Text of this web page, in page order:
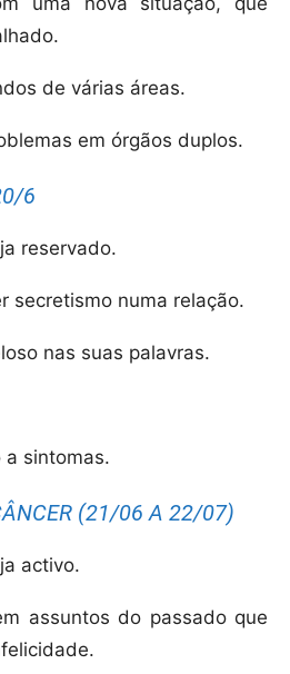
de várias áreas.
em órgãos duplos.
6
reservado.
secretismo numa relação.
nas suas palavras.
a sintomas.
(21/06 A 22/07)
activo.
assuntos do passado que